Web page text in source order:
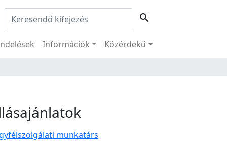
Keresés: search
Információk Közérdekű
munkatárs